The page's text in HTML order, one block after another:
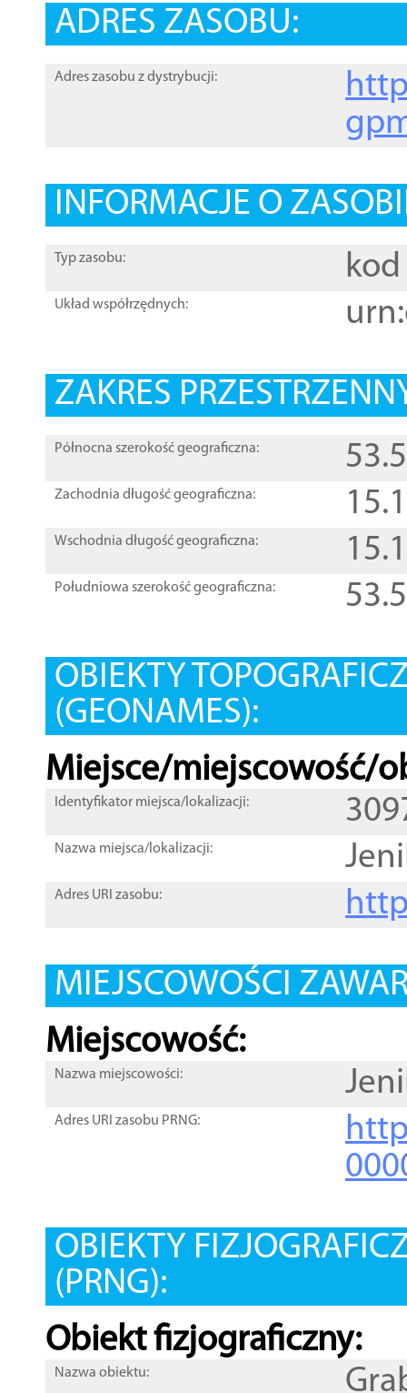
ADRES ZASOBU:
Adres zasobu z dystrybucji:
INFORMACJE O
Typ zasobu: kod
Układ współrzędnych:
ZAKRES
Północna szerokość geograficzna:
Zachodnia długość geograficzna:
Wschodnia długość geograficzna:
Południowa szerokość geograficzna:
OBIEKTY
(GEONAMES):
Miejsce/miejscowość/
Identyfikator miejsca/lokalizacji:
Nazwa miejsca/lokalizacji:
Adres URI zasobu:
MIEJSCOWOŚCI
Miejscowość:
Nazwa miejscowości:
Adres URI zasobu PRNG:
OBIEKTY
(PRNG):
Obiekt fizjograficzny:
Nazwa obiektu: